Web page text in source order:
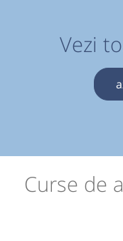
Vezi
Curse de